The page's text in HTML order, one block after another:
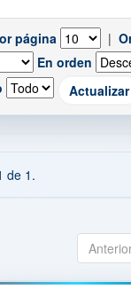
página |
En orden
de 1.